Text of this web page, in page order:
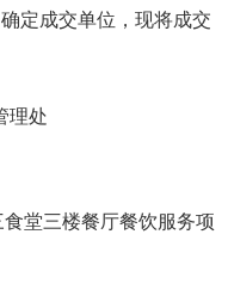
定成交单位，现将成交
理处
堂三楼餐厅餐饮服务项